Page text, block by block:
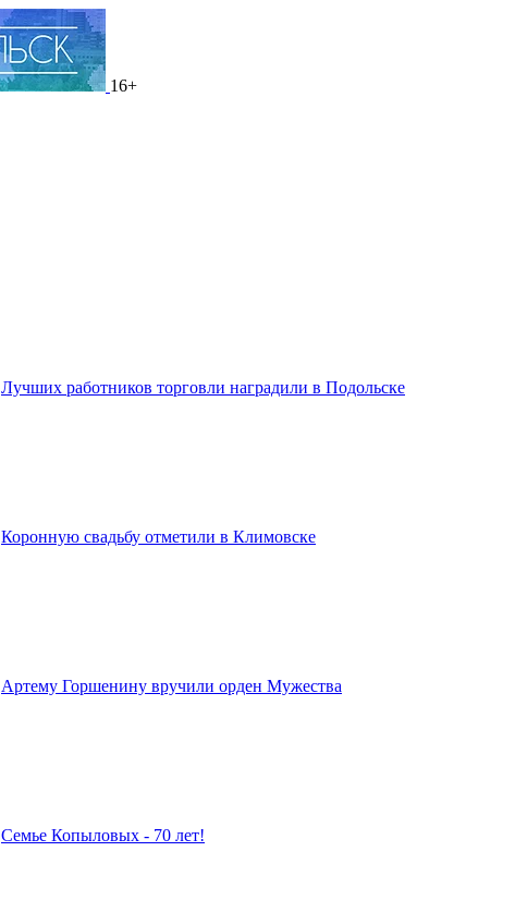
16+
Лучших работников торговли наградили в Подольске
Коронную свадьбу отметили в Климовске
Артему Горшенину вручили орден Мужества
Семье Копыловых - 70 лет!